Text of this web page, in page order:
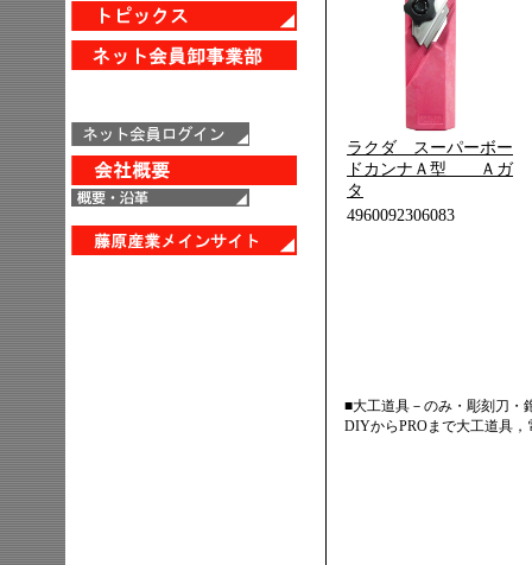
ラクダ スーパーボー
ドカンナＡ型 Ａガ
タ
4960092306083
■大工道具－のみ・彫刻刀・
DIYからPROまで大工道具